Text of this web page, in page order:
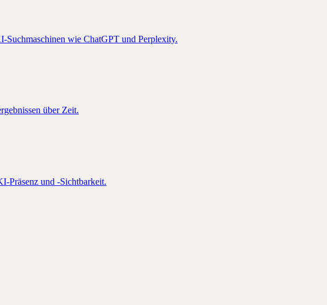
Suchmaschinen wie ChatGPT und Perplexity.
über Zeit.
Präsenz und -Sichtbarkeit.